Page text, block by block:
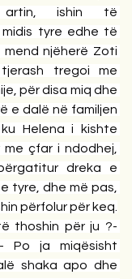
artin, ishin të
midis tyre edhe të
mend njëherë Zoti
tregoi me
për disa miq dhe
e dalë në familjen
Helena i kishte
çfar i ndodhej,
dreka e
tyre, dhe më pas,
përfolur për keq.
thoshin për ju ?-
Po ja miqësisht
shaka apo dhe